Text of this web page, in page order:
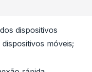
dispositivos
móveis;